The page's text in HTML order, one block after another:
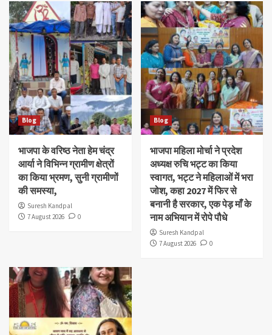
Blog
भाजपा के वरिष्ठ नेता हेम चंद्र
आर्या ने विभिन्न ग्रामीण क्षेत्रों
का किया भ्रमण, सुनी ग्रामीणों
की समस्या,
Suresh Kandpal
7 August 2026
0
Blog
भाजपा महिला मोर्चा ने प्रदेश
अध्यक्ष रुचि भट्ट का किया
स्वागत, भट्ट ने महिलाओं में भरा
जोश, कहा 2027 में फिर से
बनानी है सरकार, एक पेड़ माँ के
नाम अभियान में रोपे पौधे
Suresh Kandpal
7 August 2026
0